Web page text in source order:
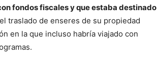
fondos fiscales y que estaba destinado
traslado de enseres de su propiedad
en la que incluso habría viajado con